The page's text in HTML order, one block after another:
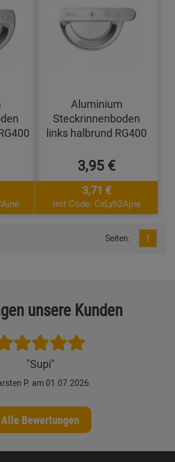
Aluminium
Steckrinnenboden
links halbrund RG400
3,95 €
3,71 €
mit Code: CxLyh2Ajne
Seiten: 1
unsere Kunden
"Supi"
P. am 01.07.2026
Alle Bewertungen